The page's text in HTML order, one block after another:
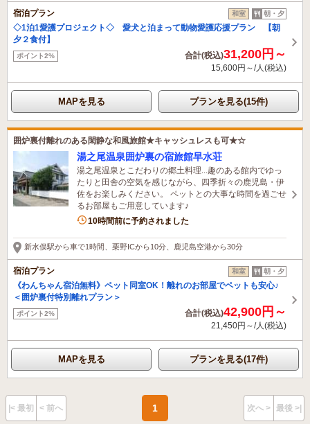
宿泊プラン 和室 朝・夕
◇1泊1愛護プロジェクト◇ 愛犬と泊まって動物愛護応援プラン 【朝
夕２食付】
ポイント2% 合計(税込)31,200円～
15,600円～/人(税込)
MAPを見る プランを見る(15件)
囲炉裏付離れのある閑静な和風旅館★キャッシュレスも可★☆
湯之尾温泉囲炉裏の宿旅館早水荘
湯之尾温泉とこだわりの郷土料理...趣のある館内でゆっ
たりと田舎の空気を感じながら、四季折々の鹿児島・伊
佐をお楽しみください。 ペットとの大事な時間を過ごせ
るお部屋もご用意しています♪
3名がこの宿を見ています
10時間前に予約されました
新水俣駅から車で1時間、栗野ICから10分、鹿児島空港から30分
宿泊プラン 和室 朝・夕
《わんちゃん宿泊無料》ペット同室OK！離れのお部屋でペットも安心♪
＜囲炉裏付特別離れプラン＞
ポイント2% 合計(税込)42,900円～
21,450円～/人(税込)
MAPを見る プランを見る(17件)
|< 最初 < 前へ 1 次へ > 最後 >|